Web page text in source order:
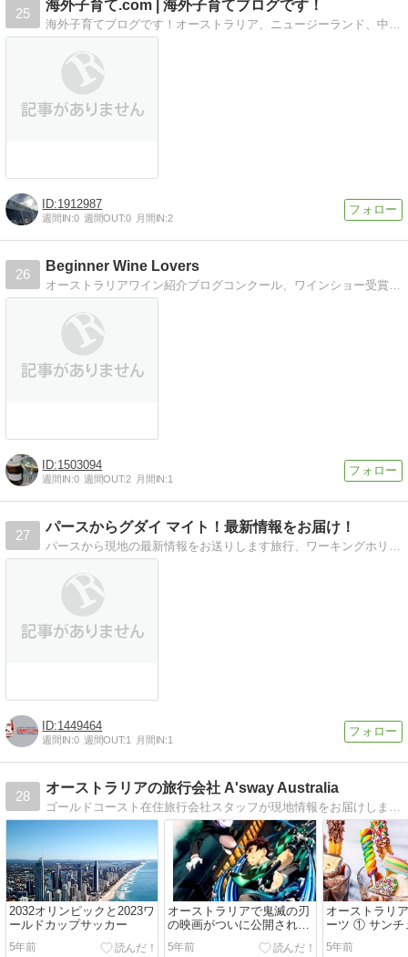
25
海外子育て.com | 海外子育てブログです！
海外子育てブログです！オーストラリア、ニュージーランド、中国にて子育て経験してます！ハーフの子供２人の成長記、海外と日本との文化、子育ての違い結構あるんです
1912987
週間IN:0 週間OUT:0 月間IN:2
26
Beginner Wine Lovers
オーストラリアワイン紹介ブログコンクール、ワインショー受賞ワインを中心に飲んだワイン、飲みたいワインについて。
1503094
週間IN:0 週間OUT:2 月間IN:1
27
パースからグダイ マイト！最新情報をお届け！
パースから現地の最新情報をお送りします旅行、ワーキングホリデーに役立つおすすめ観光地やお店です。
1449464
週間IN:0 週間OUT:1 月間IN:1
28
オーストラリアの旅行会社 A'sway Australia
ゴールドコースト在住旅行会社スタッフが現地情報をお届けします。
2032オリンピックと2023ワ
ールドカップサッカー
5年前
オーストラリアで鬼滅の刃
の映画がついに公開されま
した！
5年前
オーストラリ
ーツ ① サンチ
5年前